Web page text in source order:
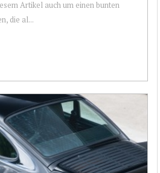
Artikel auch um einen bunten
die al...